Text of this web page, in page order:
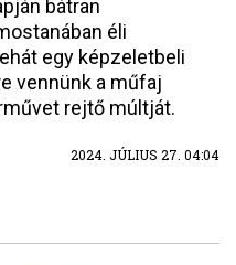
bátran
éli
egy képzeletbeli
vennünk a műfaj
rejtő múltját.
2024. JÚLIUS 27. 04:04